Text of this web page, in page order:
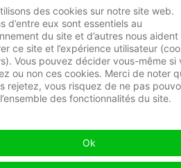
& Finale France Juniors :
Page 31 sur 37
28 29 30 31 32
des cookies sur notre site web.
d’entre eux sont essentiels au
du site et d’autres nous aident
ce site et l’expérience utilisateur
Vous pouvez décider vous-même si
ou non ces cookies. Merci de noter
rejetez, vous risquez de ne pas
des fonctionnalités du site.
Ok